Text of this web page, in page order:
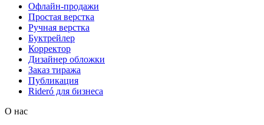
Офлайн-продажи
Простая верстка
Ручная верстка
Буктрейлер
Корректор
Дизайнер обложки
Заказ тиража
Публикация
Rideró для бизнеса
О нас